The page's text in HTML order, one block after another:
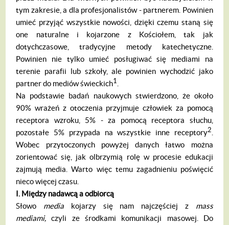
tym zakre­sie, a dla profesjonalistów - partnerem. Powi­nien
umieć przyjąć wszystkie nowości, dzięki czemu staną się
one naturalne i kojarzone z Kościołem, tak jak
dotychczasowe, tradycyj­ne metody katechetyczne.
Powinien nie tylko umieć posługiwać się mediami na
terenie pa­rafii lub szkoły, ale powinien wychodzić jako
partner do mediów świeckich1
Na podstawie badań naukowych stwier­dzono, że około
90% wrażeń z otoczenia przyjmuje człowiek za pomocą
receptora wzroku, 5% - za pomocą receptora słuchu,
pozostałe 5% przypada na wszystkie inne re­ceptory2
Wobec przytoczonych powyżej da­nych łatwo można
zorientować się, jak olbrzy­mią rolę w procesie edukacji
zajmują media. Warto więc temu zagadnieniu poświęcić
nieco więcej czasu.
I. Między nadawcąa odbiorcą
Słowo media kojarzy się nam najczęściej z mass
mediami,czyli ze środkami komunika­cji masowej. Do